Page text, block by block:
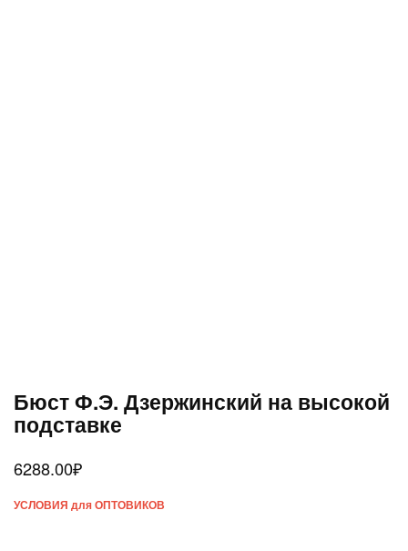
Бюст Ф.Э. Дзержинский на высокой
подставке
6288.00₽
УСЛОВИЯ для ОПТОВИКОВ